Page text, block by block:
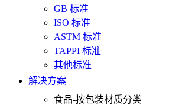
GB 标准
ISO 标准
ASTM 标准
TAPPI 标准
其他标准
解决方案
食品-按包装材质分类